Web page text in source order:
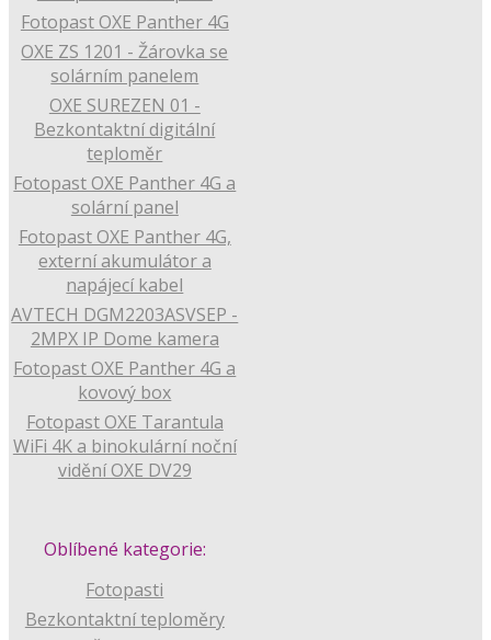
Fotopast OXE Panther 4G
OXE ZS 1201 - Žárovka se
solárním panelem
OXE SUREZEN 01 -
Bezkontaktní digitální
teploměr
Fotopast OXE Panther 4G a
solární panel
Fotopast OXE Panther 4G,
externí akumulátor a
napájecí kabel
AVTECH DGM2203ASVSEP -
2MPX IP Dome kamera
Fotopast OXE Panther 4G a
kovový box
Fotopast OXE Tarantula
WiFi 4K a binokulární noční
vidění OXE DV29
Oblíbené kategorie:
Fotopasti
Bezkontaktní teploměry